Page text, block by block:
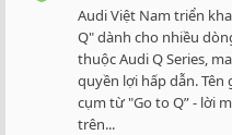
Audi Việt Nam triển
Q" dành cho nhiều
thuộc Audi Q Series,
quyền lợi hấp dẫn.
cụm từ "Go to Q” - lời
trên...